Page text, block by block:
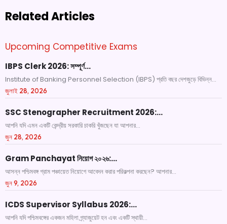
Related Articles
Upcoming Competitive Exams
IBPS Clerk 2026: সম্পূর্ণ…
Institute of Banking Personnel Selection (IBPS) প্রতি বছর দেশজুড়ে বিভিন্ন...
জুলাই 28, 2026
SSC Stenographer Recruitment 2026:…
আপনি যদি এমন একটি কেন্দ্রীয় সরকারি চাকরি খুঁজছেন যা আপনার...
জুন 28, 2026
Gram Panchayat নিয়োগ ২০২৬:…
আসন্ন পশ্চিমবঙ্গ গ্রাম পঞ্চায়েত নিয়োগে আবেদন করার পরিকল্পনা করছেন? আপনার...
জুন 9, 2026
ICDS Supervisor Syllabus 2026:…
আপনি যদি পশ্চিমবঙ্গের একজন মহিলা গ্র্যাজুয়েট হন এবং একটি স্থায়ী...